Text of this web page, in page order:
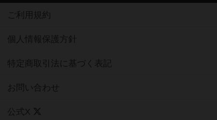
ご利用規約
個人情報保護方針
特定商取引法に基づく表記
お問い合わせ
公式X